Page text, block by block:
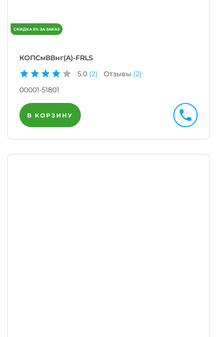
КОПСмВВнг(A)-FRLS
5.0 (2) Отзывы (2)
00001-51801
В КОРЗИНУ